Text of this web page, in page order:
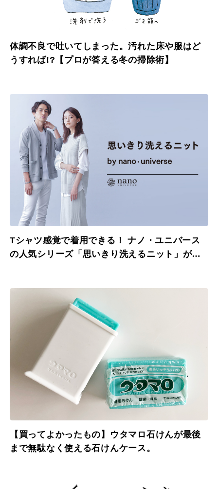
体調不良で吐いてしまった。汚れた床や服はど
うすれば!?【プロが答える冬の掃除術】
Tシャツ感覚で着用できる！ ナノ・ユニバース
の人気シリーズ「思いきり洗えるニット」が発
【買ってよかったもの】ウタマロ石けんが最後
まで無駄なく使える石けんケース。